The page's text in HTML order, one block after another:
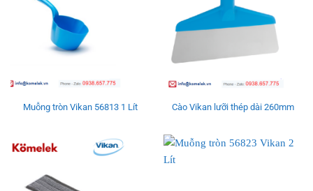
Muỗng tròn Vikan 56813 1 Lít Cào Vikan lưỡi thép dài 260mm